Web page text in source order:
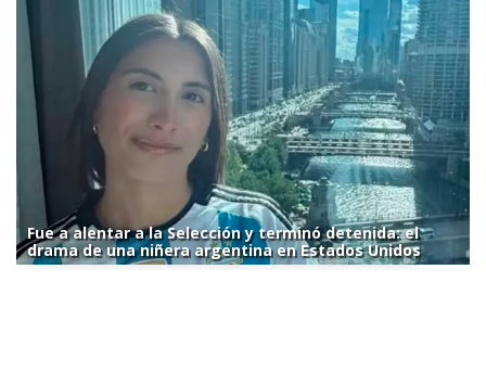
Fue a alentar a la Selección y terminó detenida: el
drama de una niñera argentina en Estados Unidos